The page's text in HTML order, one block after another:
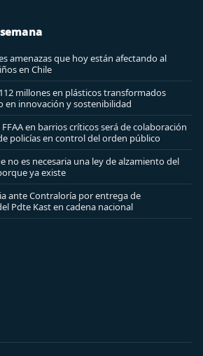
amenazas que hoy están afectando al
en Chile
millones en plásticos transformados
en innovación y sostenibilidad
en barrios críticos será de colaboración
policías en control del orden público
no es necesaria una ley de alzamiento del
ya existe
ante Contraloría por entrega de
Pdte Kast en cadena nacional